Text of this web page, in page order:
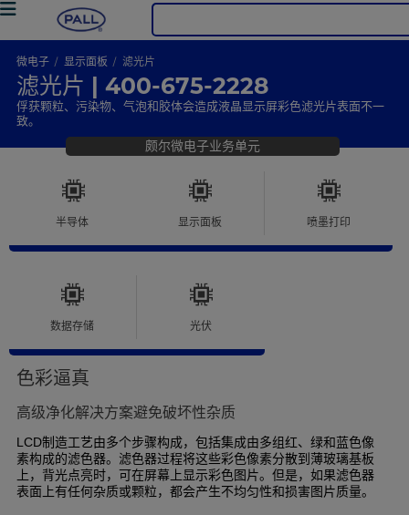
微电子 显示面板 滤光片
滤光片 | 400-675-2228
俘获颗粒、污染物、气泡和胶体会造成液晶显示屏彩色滤光片表面不一
致。
颇尔微电子业务单元
半导体 显示面板 喷墨打印
数据存储 光伏
色彩逼真
高级净化解决方案避免破坏性杂质
LCD制造工艺由多个步骤构成，包括集成由多组红、绿和蓝色像
素构成的滤色器。滤色器过程将这些彩色像素分散到薄玻璃基板
上，背光点亮时，可在屏幕上显示彩色图片。但是，如果滤色器
表面上有任何杂质或颗粒，都会产生不均匀性和损害图片质量。